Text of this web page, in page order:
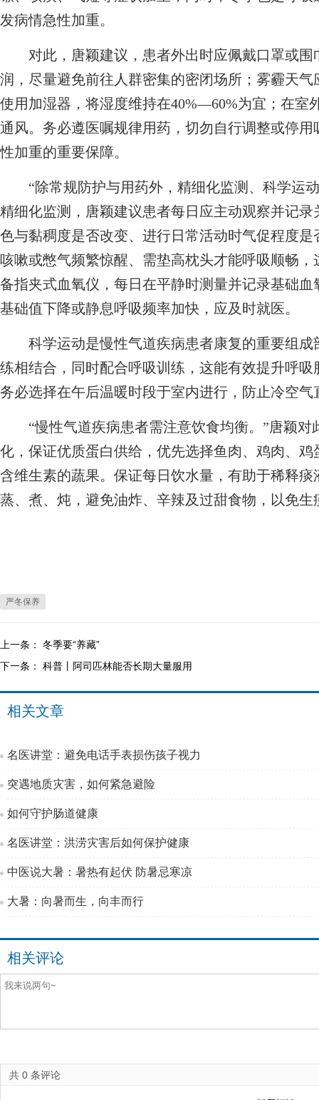
发病情急性加重。
对此，唐颖建议，患者外出时应佩戴口罩或围
润，尽量避免前往人群密集的密闭场所；雾霾天
使用加湿器，将湿度维持在40%—60%为宜；在室
通风。务必遵医嘱规律用药，切勿自行调整或停
性加重的重要保障。
“除常规防护与用药外，精细化监测、科学运动
精细化监测，唐颖建议患者每日应主动观察并记
色与黏稠度是否改变、进行日常活动时气促程度
咳嗽或憋气频繁惊醒、需垫高枕头才能呼吸顺畅
备指夹式血氧仪，每日在平静时测量并记录基础
基础值下降或静息呼吸频率加快，应及时就医。
科学运动是慢性气道疾病患者康复的重要组成
练相结合，同时配合呼吸训练，这能有效提升呼
务必选择在午后温暖时段于室内进行，防止冷空
“慢性气道疾病患者需注意饮食均衡。”唐颖对
化，保证优质蛋白供给，优先选择鱼肉、鸡肉、
含维生素的蔬果。保证每日饮水量，有助于稀释
蒸、煮、炖，避免油炸、辛辣及过甜食物，以免
严冬保养
上一条： 冬季要“养藏”
下一条： 科普丨阿司匹林能否长期大量服用
相关文章
名医讲堂：避免电话手表损伤孩子视力
突遇地质灾害，如何紧急避险
如何守护肠道健康
名医讲堂：洪涝灾害后如何保护健康
中医说大暑：暑热有起伏 防暑忌寒凉
大暑：向暑而生，向丰而行
相关评论
共 0 条评论